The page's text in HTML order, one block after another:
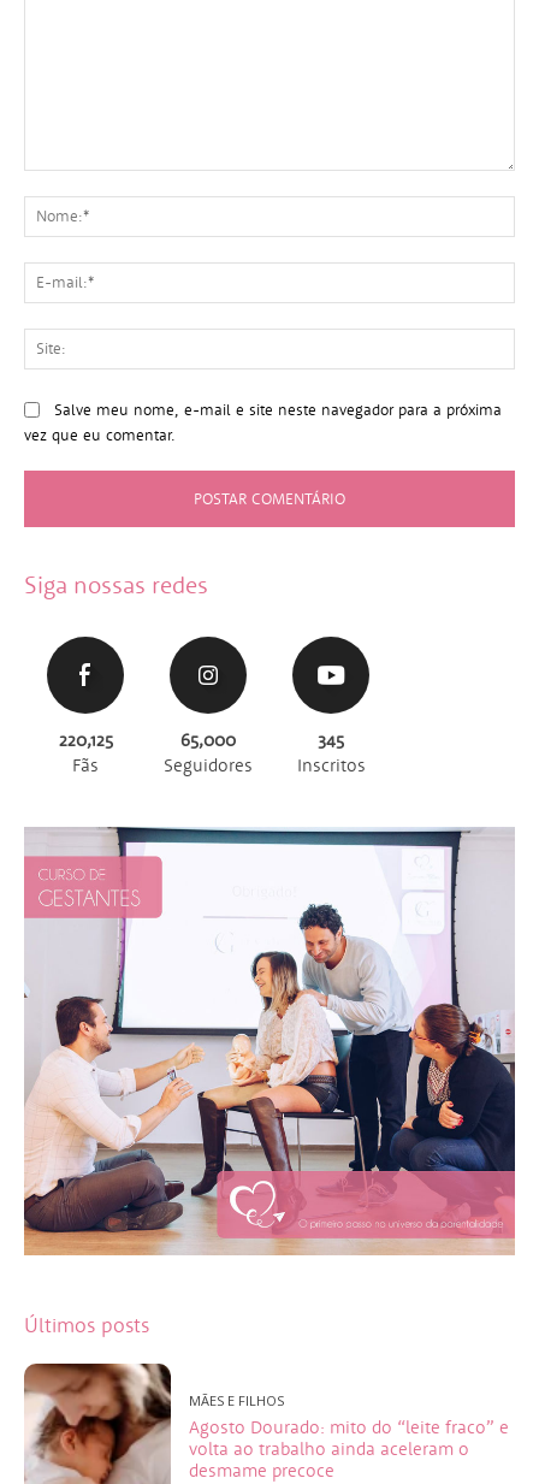
Salve meu nome, e-mail e site neste navegador para a próxima
vez que eu comentar.
Siga nossas redes
220,125
Fãs
65,000
Seguidores
345
Inscritos
Últimos posts
MÃES E FILHOS
Agosto Dourado: mito do “leite fraco” e
volta ao trabalho ainda aceleram o
desmame precoce